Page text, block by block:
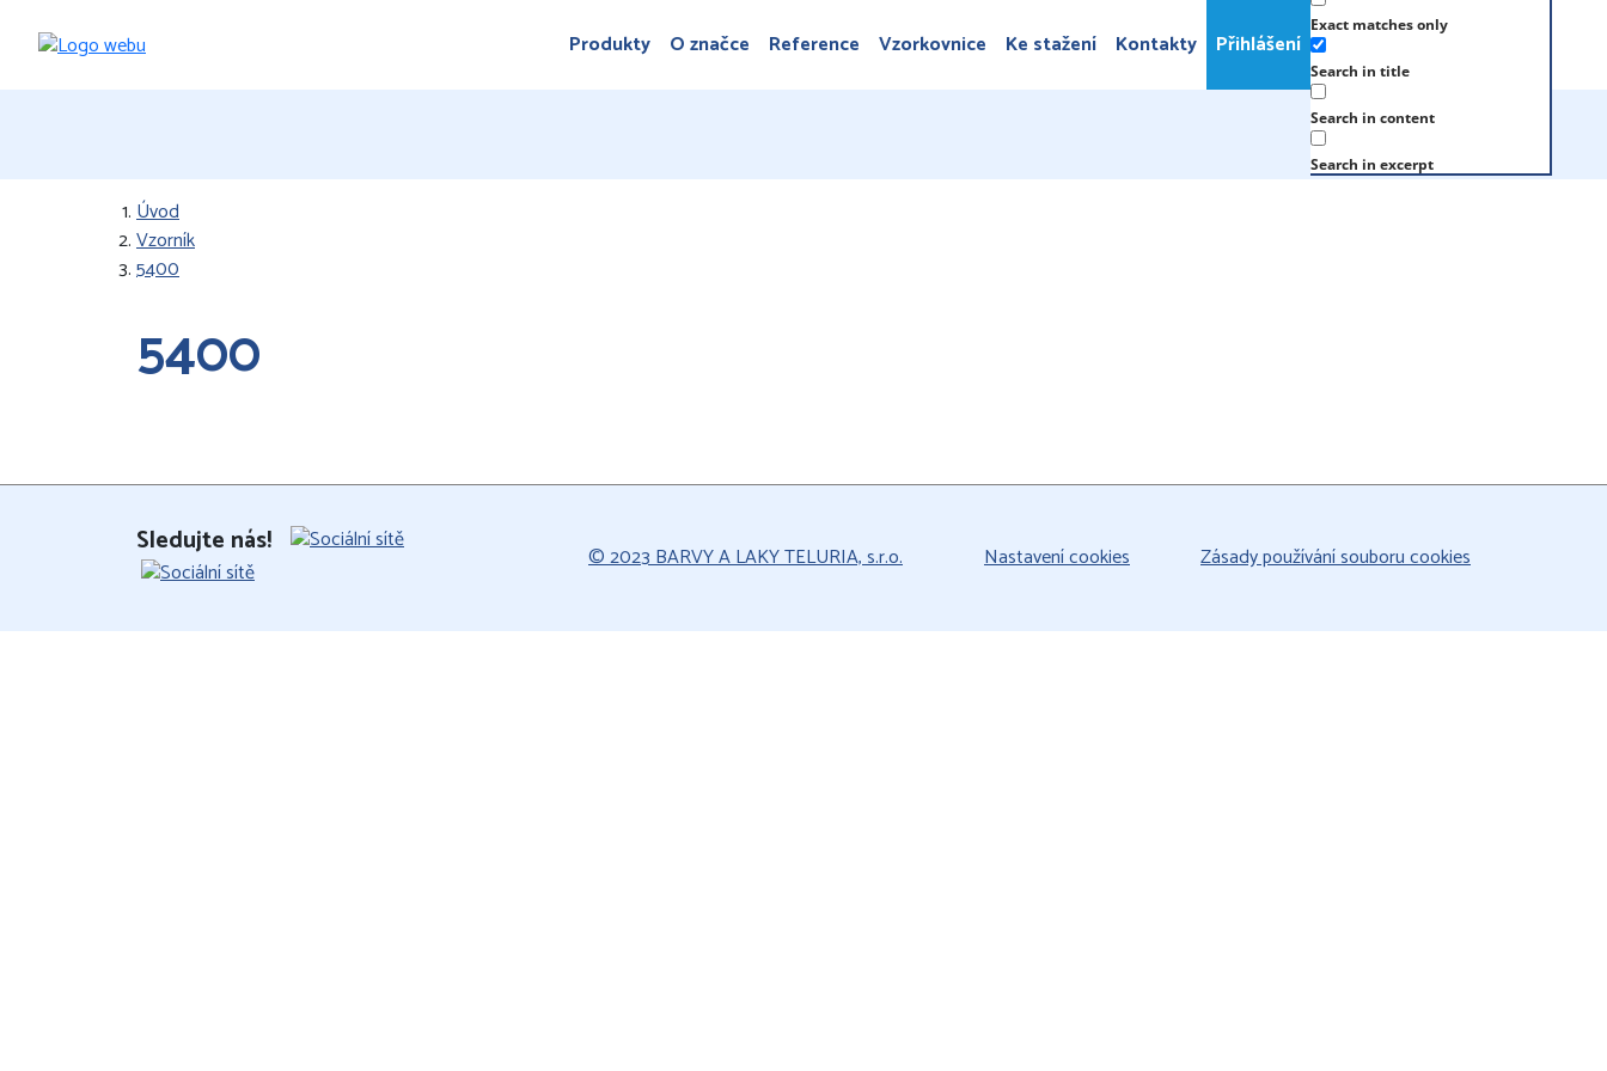
Produkty O značce Reference Vzorkovnice Ke stažení Kontakty Přihlášení
Exact matches only
Search in title
Search in content
Search in excerpt
Úvod
Vzorník
5400
5400
Sledujte nás! © 2023 BARVY A LAKY TELURIA, s.r.o. Nastavení cookies Zásady používání souboru cookies